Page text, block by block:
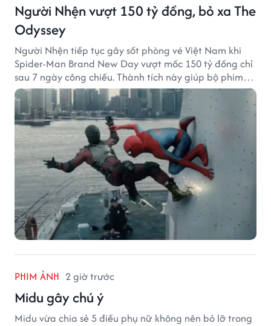
Người Nhện vượt 150 tỷ đồng, bỏ xa The
Odyssey
Người Nhện tiếp tục gây sốt phòng vé Việt Nam khi
Spider-Man Brand New Day vượt mốc 150 tỷ đồng chỉ
sau 7 ngày công chiếu. Thành tích này giúp bộ phim
của Tom Holland tạo khoảng cách đáng kể với The
Odyssey trên đường đua doanh thu.
PHIM ẢNH 2 giờ trước
Midu gây chú ý
Midu vừa chia sẻ 5 điều phụ nữ không nên bỏ lỡ trong